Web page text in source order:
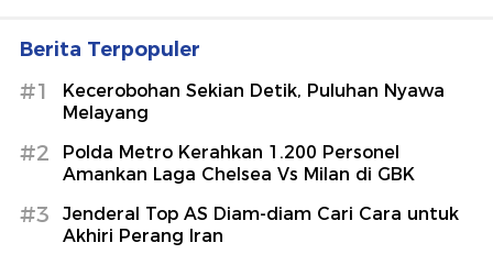
Berita Terpopuler
#1
Kecerobohan Sekian Detik, Puluhan Nyawa
Melayang
#2
Polda Metro Kerahkan 1.200 Personel
Amankan Laga Chelsea Vs Milan di GBK
#3
Jenderal Top AS Diam-diam Cari Cara untuk
Akhiri Perang Iran